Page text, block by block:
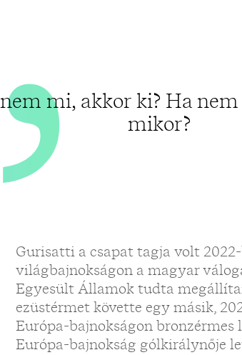
mi, akkor ki? Ha
mikor?
Gurisatti a csapat tagja volt
világbajnokságon a magyar
Egyesült Államok tudta
ezüstérmet követte egy másik,
Európa-bajnokságon
Európa-bajnokság gólkirálynője